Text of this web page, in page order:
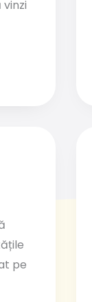
pe